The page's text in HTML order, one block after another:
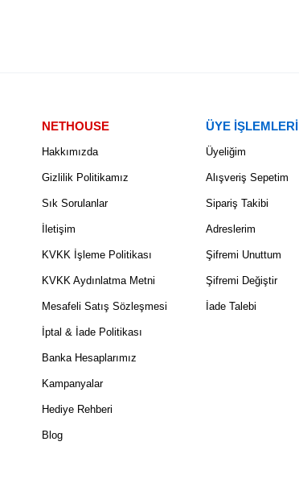
NETHOUSE
Hakkımızda
Gizlilik Politikamız
Sık Sorulanlar
İletişim
KVKK İşleme Politikası
KVKK Aydınlatma Metni
Mesafeli Satış Sözleşmesi
İptal & İade Politikası
Banka Hesaplarımız
Kampanyalar
Hediye Rehberi
Blog
ÜYE İŞLEMLERİ
Üyeliğim
Alışveriş Sepetim
Sipariş Takibi
Adreslerim
Şifremi Unuttum
Şifremi Değiştir
İade Talebi